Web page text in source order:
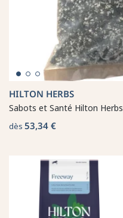
HILTON HERBS
Sabots et Santé Hilton Herbs
dès 53,34 €